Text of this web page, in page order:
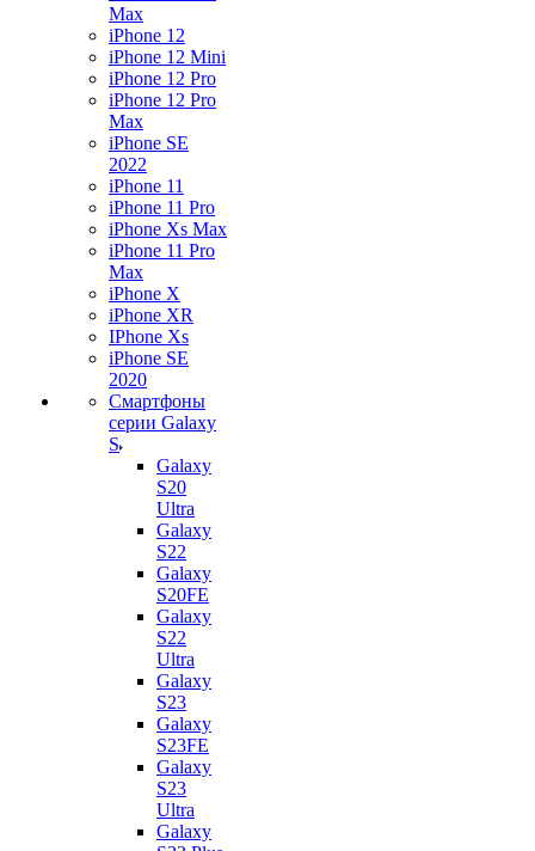
Max
iPhone 12
iPhone 12 Mini
iPhone 12 Pro
iPhone 12 Pro
Max
iPhone SE
2022
iPhone 11
iPhone 11 Pro
iPhone Xs Max
iPhone 11 Pro
Max
iPhone X
iPhone XR
IPhone Xs
iPhone SE
2020
Смартфоны
серии Galaxy
S
Galaxy
S20
Ultra
Galaxy
S22
Galaxy
S20FE
Galaxy
S22
Ultra
Galaxy
S23
Galaxy
S23FE
Galaxy
S23
Ultra
Galaxy